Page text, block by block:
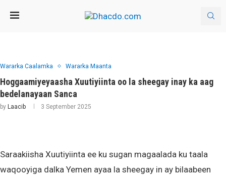
Wararka Caalamka Wararka Maanta
Hoggaamiyeyaasha Xuutiyiinta oo la sheegay inay ka aag
bedelanayaan Sanca
by Laacib 3 September 2025
Saraakiisha Xuutiyiinta ee ku sugan magaalada ku taala
waqooyiga dalka Yemen ayaa la sheegay in ay bilaabeen